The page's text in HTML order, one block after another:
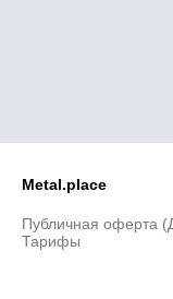
Metal.place
Публичная оферта
Тарифы